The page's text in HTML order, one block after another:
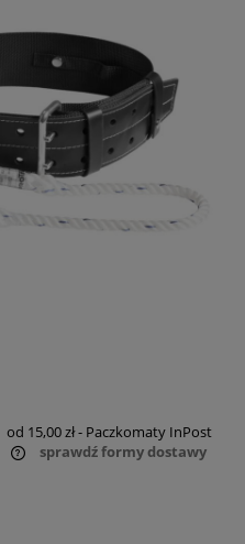
od 15,00 zł- Paczkomaty InPost
sprawdź formy dostawy